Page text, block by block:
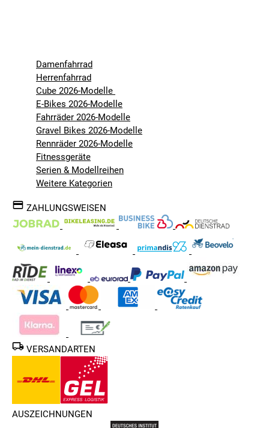
Damenfahrrad
Herrenfahrrad
Cube 2026-Modelle
E-Bikes 2026-Modelle
Fahrräder 2026-Modelle
Gravel Bikes 2026-Modelle
Rennräder 2026-Modelle
Fitnessgeräte
Serien & Modellreihen
Weitere Kategorien
ZAHLUNGSWEISEN
VERSANDARTEN
AUSZEICHNUNGEN